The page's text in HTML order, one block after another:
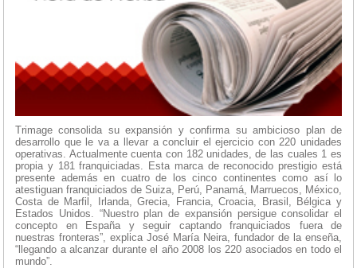
Trimage consolida su expansión y confirma su ambicioso plan de
desarrollo que le va a llevar a concluir el ejercicio con 220 unidades
operativas. Actualmente cuenta con 182 unidades, de las cuales 1 es
propia y 181 franquiciadas. Esta marca de reconocido prestigio está
presente además en cuatro de los cinco continentes como así lo
atestiguan franquiciados de Suiza, Perú, Panamá, Marruecos, México,
Costa de Marfil, Irlanda, Grecia, Francia, Croacia, Brasil, Bélgica y
Estados Unidos. “Nuestro plan de expansión persigue consolidar el
concepto en España y seguir captando franquiciados fuera de
nuestras fronteras”, explica José María Neira, fundador de la enseña,
“llegando a alcanzar durante el año 2008 los 220 asociados en todo el
mundo”.